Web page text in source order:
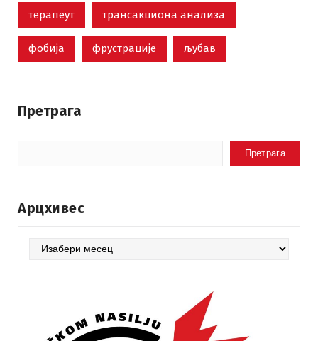
терапеут трансакциона анализа
фобија фрустрације љубав
Претрага
Претрага
Арцхивес
Арцхивес